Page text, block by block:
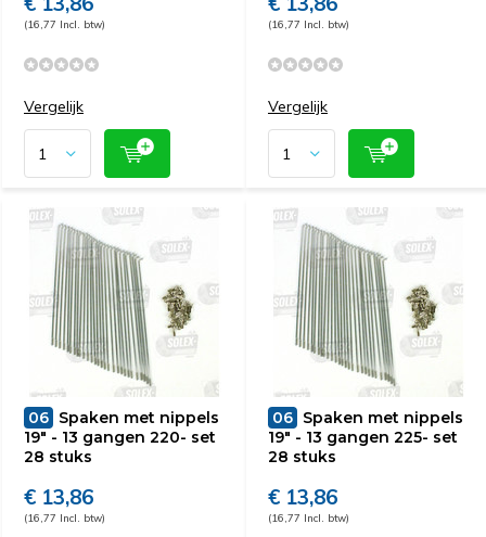
(16,77 Incl. btw)
Vergelijk
(16,77 Incl. btw)
Vergelijk
06 Spaken met nippels
19" - 13 gangen 220- set
28 stuks
€ 13,86
(16,77 Incl. btw)
06 Spaken met nippels
19" - 13 gangen 225- set
28 stuks
€ 13,86
(16,77 Incl. btw)